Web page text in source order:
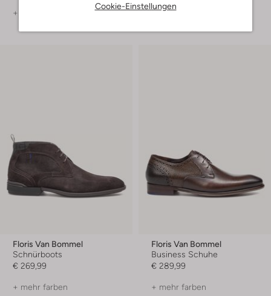
Cookie-Einstellungen
+ mehr farben + mehr farben
Floris Van Bommel
Schnürboots
€ 269,99
+ mehr farben
Floris Van Bommel
Business Schuhe
€ 289,99
+ mehr farben